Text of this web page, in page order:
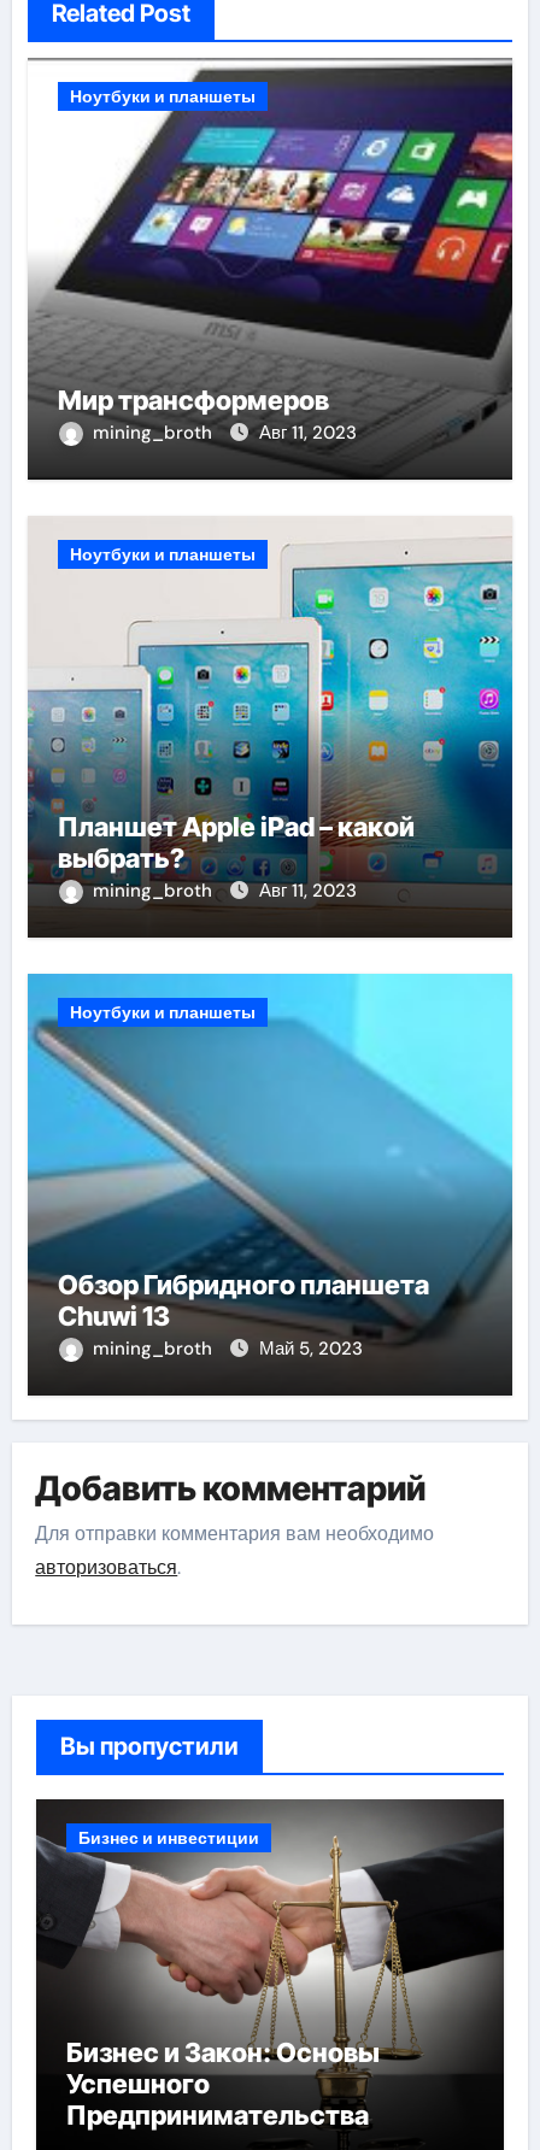
Related Post
Ноутбуки и планшеты
Мир трансформеров
mining_broth Авг 11, 2023
Ноутбуки и планшеты
Планшет Apple iPad – какой
выбрать?
mining_broth Авг 11, 2023
Ноутбуки и планшеты
Обзор Гибридного планшета
Chuwi 13
mining_broth Май 5, 2023
Добавить комментарий
Для отправки комментария вам необходимо
авторизоваться.
Вы пропустили
Бизнес и инвестиции
Бизнес и Закон: Основы
Успешного
Предпринимательства